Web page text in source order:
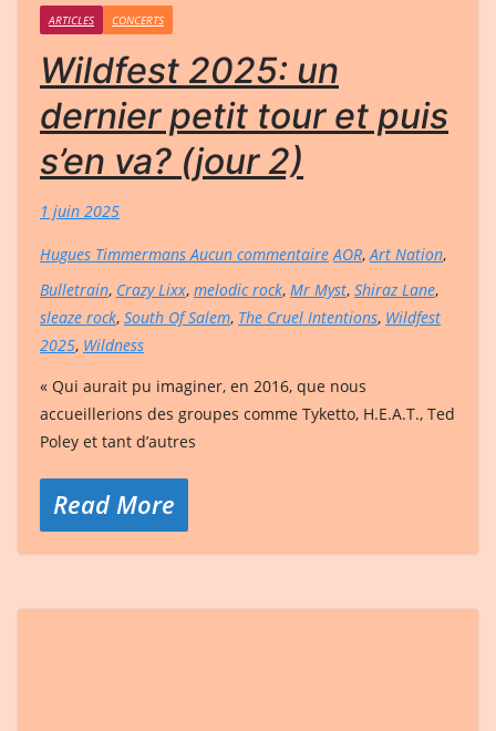
ARTICLES CONCERTS
Wildfest 2025: un
dernier petit tour et puis
s’en va? (jour 2)
1 juin 2025
Hugues Timmermans Aucun commentaire AOR, Art Nation,
Bulletrain, Crazy Lixx, melodic rock, Mr Myst, Shiraz Lane,
sleaze rock, South Of Salem, The Cruel Intentions, Wildfest
2025, Wildness
« Qui aurait pu imaginer, en 2016, que nous
accueillerions des groupes comme Tyketto, H.E.A.T., Ted
Poley et tant d’autres
Read More